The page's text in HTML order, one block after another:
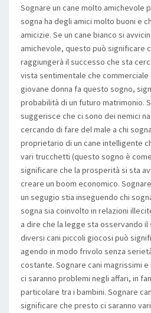
Sognare un cane molto amichevole
sogna ha degli amici molto buoni e
amicizie. Se un cane bianco si
amichevole, questo può significare
raggiungerà il successo che sta
vista sentimentale che commerciale
giovane donna fa questo sogno,
probabilità di un futuro matrimonio.
suggerisce che ci sono dei nemici
cercando di fare del male a chi
proprietario di un cane intelligente
vari trucchetti (questo sogno è
significare che la prosperità si sta
creare un boom economico.
un segugio stia inseguendo chi
sogna sia coinvolto in relazioni
a dire che la legge sta osservando
diversi cani piccoli giocosi può
agendo in modo frivolo senza
costante. Sognare cani magrissimi
ci saranno problemi negli affari, in
particolare tra i bambini. Sognare
significare che presto ci saranno